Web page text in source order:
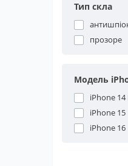
Тип скла
прозоре
Модель
iPhone 14
iPhone 15
iPhone 16